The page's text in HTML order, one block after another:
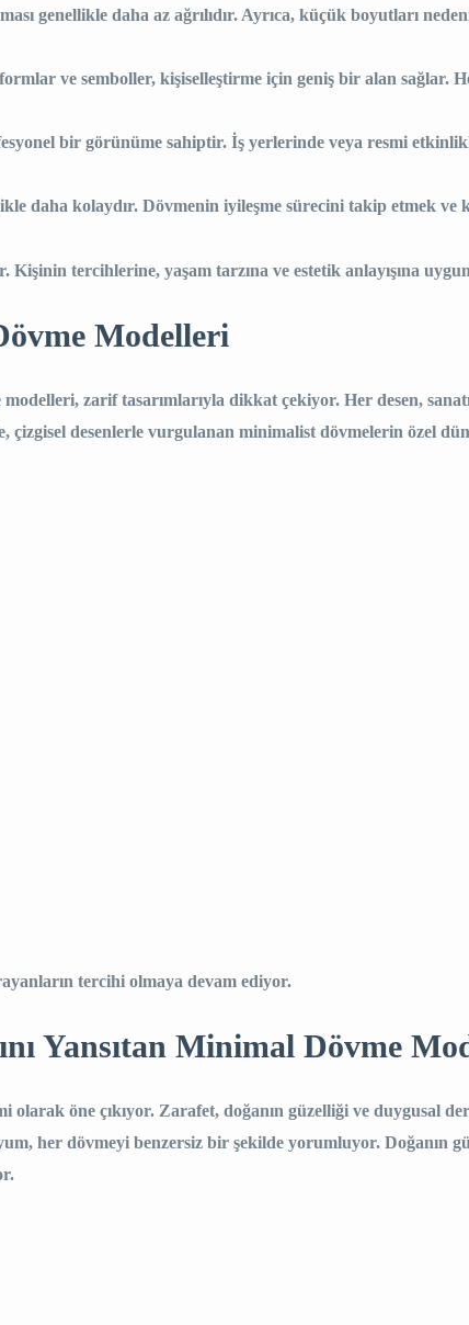
genellikle daha az ağrılıdır. Ayrıca, küçük boyutları
ve semboller, kişiselleştirme için geniş bir alan sağlar.
bir görünüme sahiptir. İş yerlerinde veya resmi
daha kolaydır. Dövmenin iyileşme sürecini takip etmek
tercihlerine, yaşam tarzına ve estetik anlayışına
Modelleri
zarif tasarımlarıyla dikkat çekiyor. Her desen,
desenlerle vurgulanan minimalist dövmelerin özel
tercihi olmaya devam ediyor.
Yansıtan Minimal Dövme
öne çıkıyor. Zarafet, doğanın güzelliği ve duygusal
her dövmeyi benzersiz bir şekilde yorumluyor. Doğanın